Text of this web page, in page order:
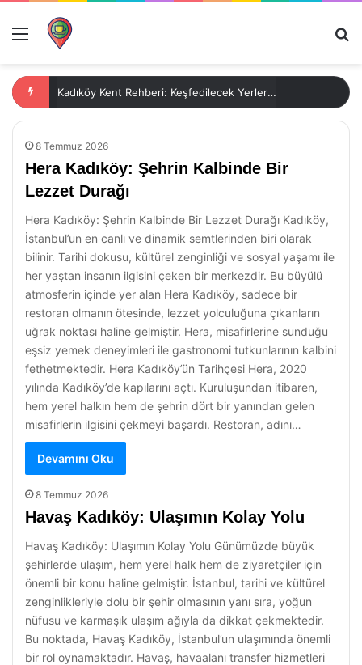
Menü
Kadıköy Kent Rehberi: Keşfedilecek Yerler ve Aktiviteler
8 Temmuz 2026
Hera Kadıköy: Şehrin Kalbinde Bir
Lezzet Durağı
Hera Kadıköy: Şehrin Kalbinde Bir Lezzet Durağı Kadıköy,
İstanbul’un en canlı ve dinamik semtlerinden biri olarak
bilinir. Tarihi dokusu, kültürel zenginliği ve sosyal yaşamı ile
her yaştan insanın ilgisini çeken bir merkezdir. Bu büyülü
atmosferin içinde yer alan Hera Kadıköy, sadece bir
restoran olmanın ötesinde, lezzet yolculuğuna çıkanların
uğrak noktası haline gelmiştir. Hera, misafirlerine sunduğu
eşsiz yemek deneyimleri ile gastronomi tutkunlarının kalbini
fethetmektedir. Hera Kadıköy’ün Tarihçesi Hera, 2020
yılında Kadıköy’de kapılarını açtı. Kuruluşundan itibaren,
hem yerel halkın hem de şehrin dört bir yanından gelen
misafirlerin ilgisini çekmeyi başardı. Restoran, adını…
Devamını Oku
8 Temmuz 2026
Havaş Kadıköy: Ulaşımın Kolay Yolu
Havaş Kadıköy: Ulaşımın Kolay Yolu Günümüzde büyük
şehirlerde ulaşım, hem yerel halk hem de ziyaretçiler için
önemli bir konu haline gelmiştir. İstanbul, tarihi ve kültürel
zenginlikleriyle dolu bir şehir olmasının yanı sıra, yoğun
nüfusu ve karmaşık ulaşım ağıyla da dikkat çekmektedir.
Bu noktada, Havaş Kadıköy, İstanbul’un ulaşımında önemli
bir rol oynamaktadır. Havaş, havaalanı transfer hizmetleri